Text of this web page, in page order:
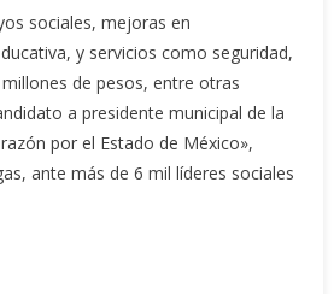
sociales, mejoras en
y servicios como seguridad,
de pesos, entre otras
a presidente municipal de la
por el Estado de México»,
ante más de 6 mil líderes sociales